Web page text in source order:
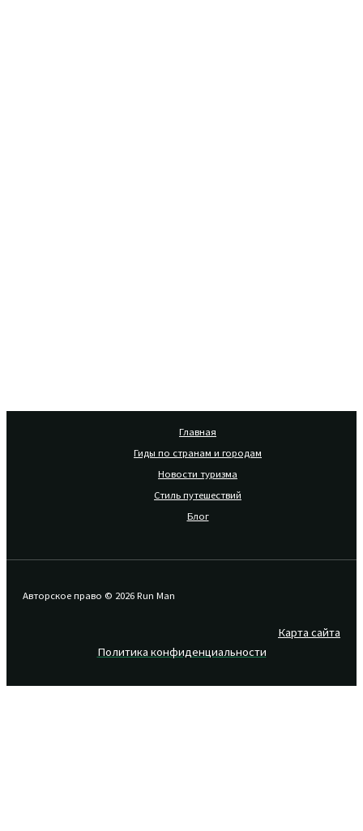
Главная
Гиды по странам и городам
Новости туризма
Стиль путешествий
Блог
Авторское право © 2026 Run Man
Карта сайта
Политика конфиденциальности